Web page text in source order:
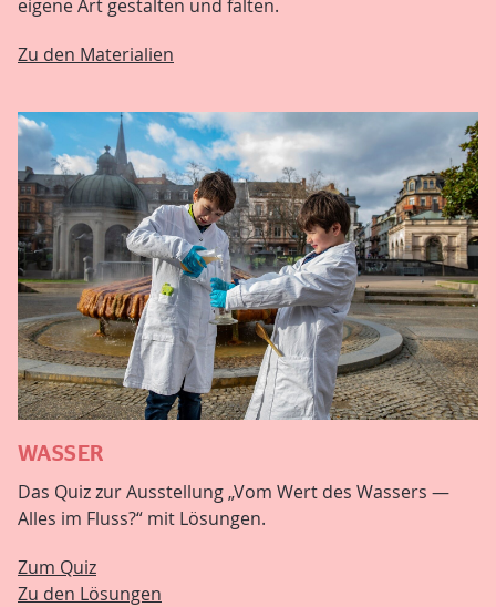
eigene Art gestalten und falten.
Zu den Materialien
WASSER
Das Quiz zur Ausstellung „Vom Wert des Wassers —
Alles im Fluss?“ mit Lösungen.
Zum Quiz
Zu den Lösungen